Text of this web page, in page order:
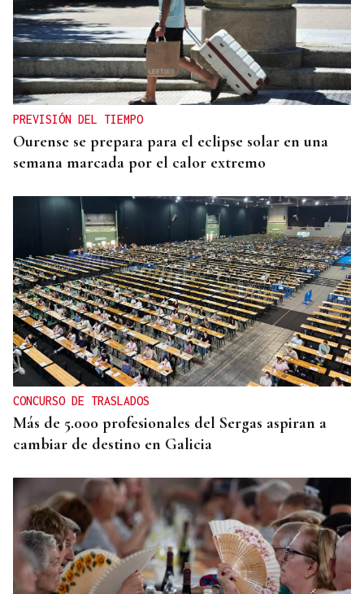
TOMA DE POSESIÓN
De la Espriella toma posesión de su nuevo
gabinete para poner en marcha la "Patria Milagro"
PREVISIÓN DEL TIEMPO
Ourense se prepara para el eclipse solar en una
semana marcada por el calor extremo
CONCURSO DE TRASLADOS
Más de 5.000 profesionales del Sergas aspiran a
cambiar de destino en Galicia